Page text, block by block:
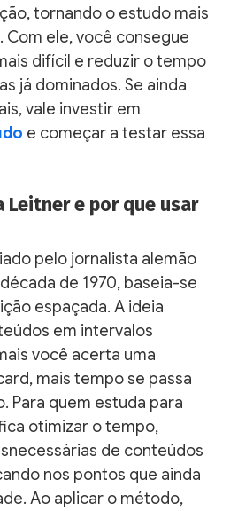
tornando o estudo mais
ele, você consegue
difícil e reduzir o tempo
já dominados. Se ainda
vale investir em
e começar a testar essa
Leitner e por que usar
pelo jornalista alemão
de 1970, baseia-se
espaçada. A ideia
em intervalos
você acerta uma
mais tempo se passa
Para quem estuda para
otimizar o tempo,
de conteúdos
nos pontos que ainda
Ao aplicar o método,